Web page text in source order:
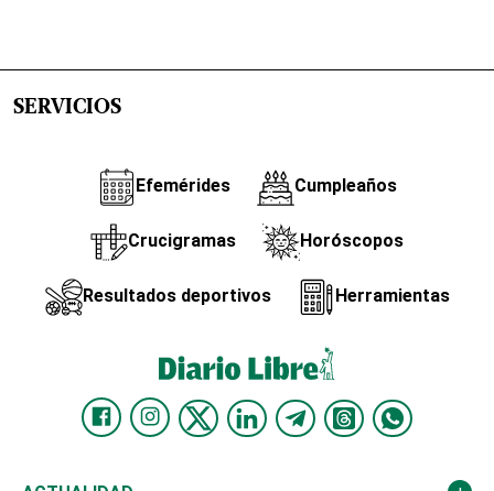
SERVICIOS
Efemérides Cumpleaños
Crucigramas Horóscopos
Resultados deportivos Herramientas